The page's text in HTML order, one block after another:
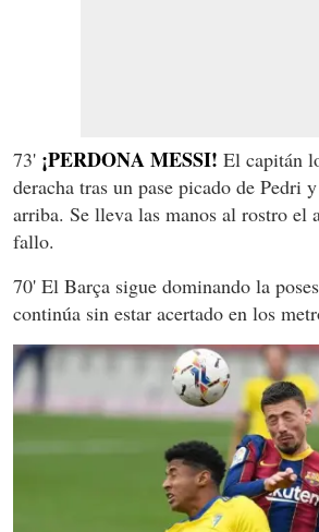
73' ¡PERDONA MESSI! El capitán
deracha tras un pase picado de Pedri
arriba. Se lleva las manos al rostro el
fallo.
70' El Barça sigue dominando la
continúa sin estar acertado en los